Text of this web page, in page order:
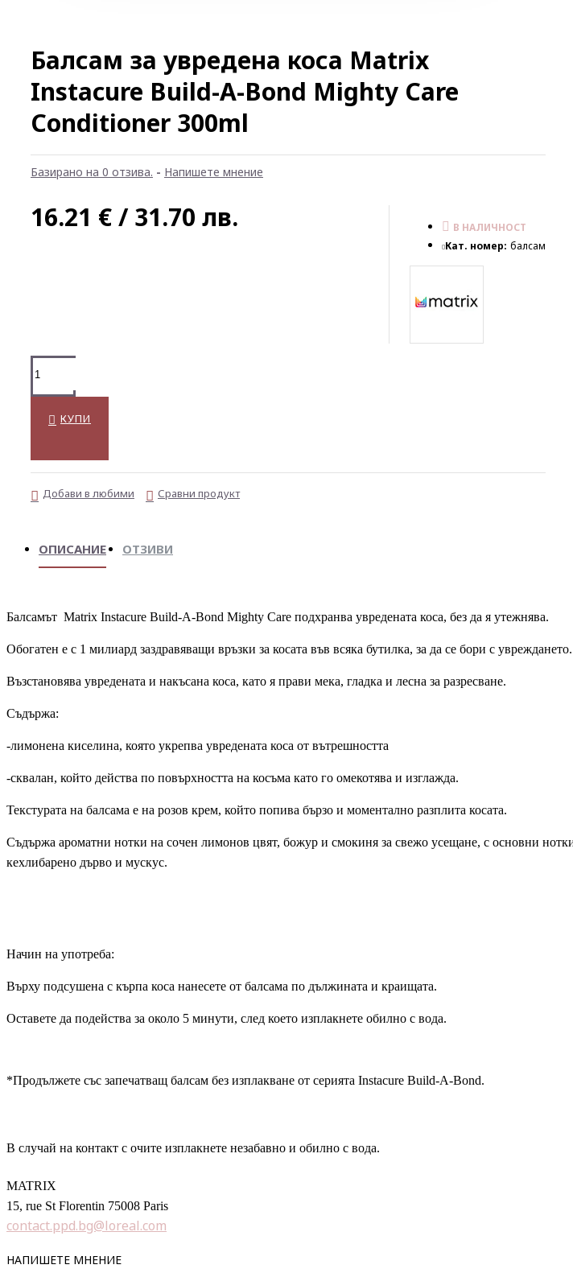
Балсам за увредена коса Matrix
Instacure Build-A-Bond Mighty Care
Conditioner​ 300ml
Базирано на 0 отзива. - Напишете мнение
16.21 € / 31.70 лв.
В НАЛИЧНОСТ
Кат. номер: балсам
КУПИ
Добави в любими Сравни продукт
ОПИСАНИЕ ОТЗИВИ
Балсамът Matrix Instacure Build-A-Bond Mighty Care подхранва увредената коса, без да я утежнява.
Обогатен е с 1 милиард заздравяващи връзки за косата във всяка бутилка, за да се бори с увреждането.
Възстановява увредената и накъсана коса, като я прави мека, гладка и лесна за разресване.
Съдържа:
-лимонена киселина, която укрепва увредената коса от вътрешността
-сквалан, който действа по повърхността на косъма като го омекотява и изглажда.
Текстурата на балсама е на розов крем, който попива бързо и моментално разплита косата.
Съдържа ароматни нотки на сочен лимонов цвят, божур и смокиня за свежо усещане, с основни
кехлибарено дърво и мускус.
Начин на употреба:
Върху подсушена с кърпа коса нанесете от балсама по дължината и краищата.
Оставете да подейства за около 5 минути, след което изплакнете обилно с вода.
*Продължете със запечатващ балсам без изплакване от серията Instacure Build-A-Bond.
В случай на контакт с очите изплакнете незабавно и обилно с вода.
MATRIX
15, rue St Florentin 75008 Paris
contact.ppd.bg@loreal.com
НАПИШЕТЕ МНЕНИЕ